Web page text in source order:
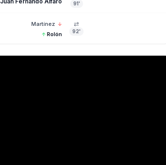
91'
Martínez ↓
↑ Rolón
⇄
92'